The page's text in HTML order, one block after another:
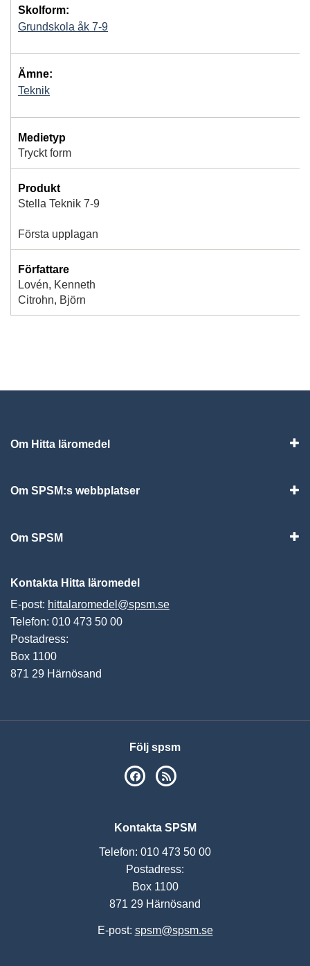
Skolform:
Grundskola åk 7-9
Ämne:
Teknik
Medietyp
Tryckt form
Produkt
Stella Teknik 7-9
Första upplagan
Författare
Lovén, Kenneth
Citrohn, Björn
Om Hitta läromedel
Om SPSM:s webbplatser
Om SPSM
Kontakta Hitta läromedel
E-post: hittalaromedel@spsm.se
Telefon: 010 473 50 00
Postadress:
Box 1100
871 29 Härnösand
Följ spsm
SPSM på Facebook
Kontakta SPSM
Telefon: 010 473 50 00
Postadress:
Box 1100
871 29 Härnösand
E-post: spsm@spsm.se